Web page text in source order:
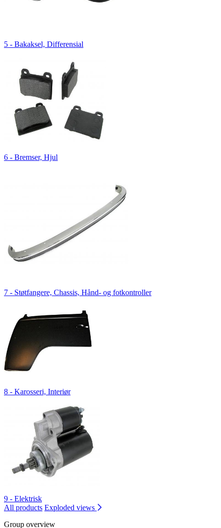
5 - Bakaksel, Differensial
6 - Bremser, Hjul
7 - Støtfangere, Chassis, Hånd- og fotkontroller
8 - Karosseri, Interiør
9 - Elektrisk
All products Exploded views
Group overview